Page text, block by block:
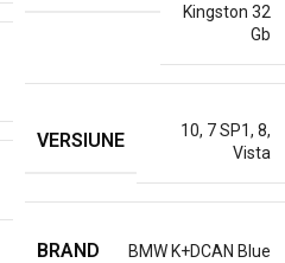
Kingston 32
Gb
VERSIUNE 10, 7 SP1, 8,
Vista
BRAND BMW K+DCAN Blue